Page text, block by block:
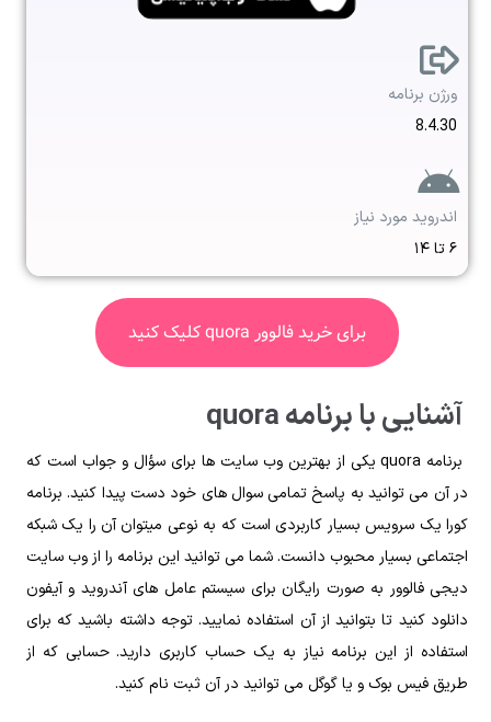
ورژن برنامه
8.4.30
اندروید مورد نیاز
۶ تا ۱۴
برای خرید فالوور quora کلیک کنید
آشنایی با برنامه quora
برنامه quora یکی از بهترین وب‌ سایت ها برای سؤال و جواب است که
در آن می‌ توانید به پاسخ تمامی سوال های خود دست پیدا کنید. برنامه
کورا یک سرویس بسیار کاربردی است که به نوعی میتوان آن را یک شبکه‌
اجتماعی بسیار محبوب دانست. شما می‌ توانید این برنامه را از وب‌ سایت
دیجی فالوور به‌ صورت رایگان برای سیستم‌ عامل‌ های آندروید و آیفون
دانلود کنید تا بتوانید از آن استفاده نمایید. توجه داشته باشید که برای
استفاده از این برنامه نیاز به یک حساب کاربری دارید. حسابی که از
طریق فیس‌ بوک و یا گوگل می‌ توانید در آن ثبت‌ نام کنید.